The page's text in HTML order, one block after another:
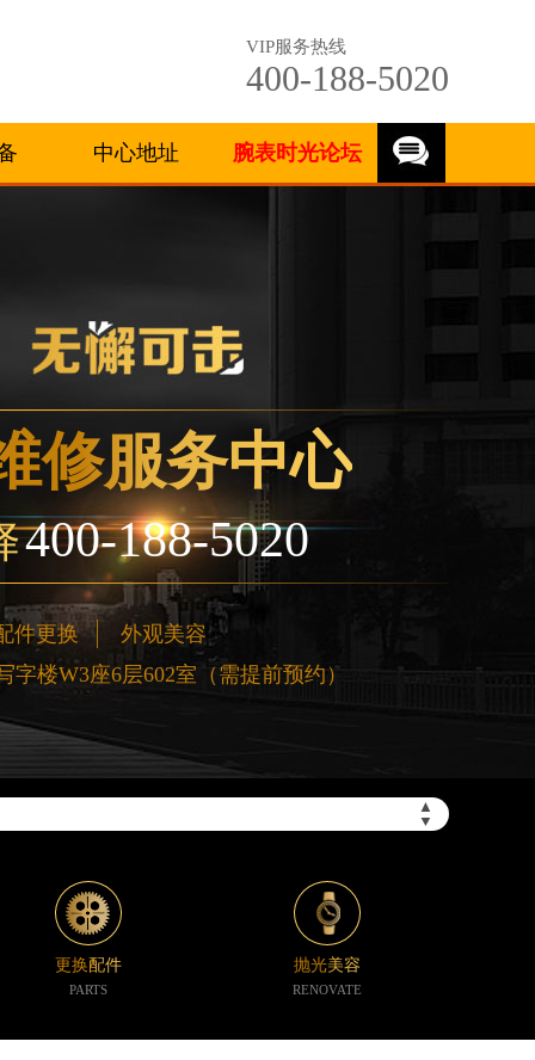
VIP服务热线
400-188-5020
中心地址 腕表时光论坛
修服务中心
400-188-5020
件更换
外观美容
楼W3座6层602室（需提前预约）
▲
▼
更换配件
PARTS
抛光美容
RENOVATE